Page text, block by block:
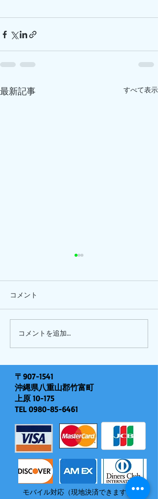
最新記事 すべて表示
ピナイ半日+釣りツアー
コメント
コメントを追加…
〒907-1541
沖縄県八重山郡竹富町
上原 10-175
TEL 0980-85-6461
モバイル対応（現地決済できます）